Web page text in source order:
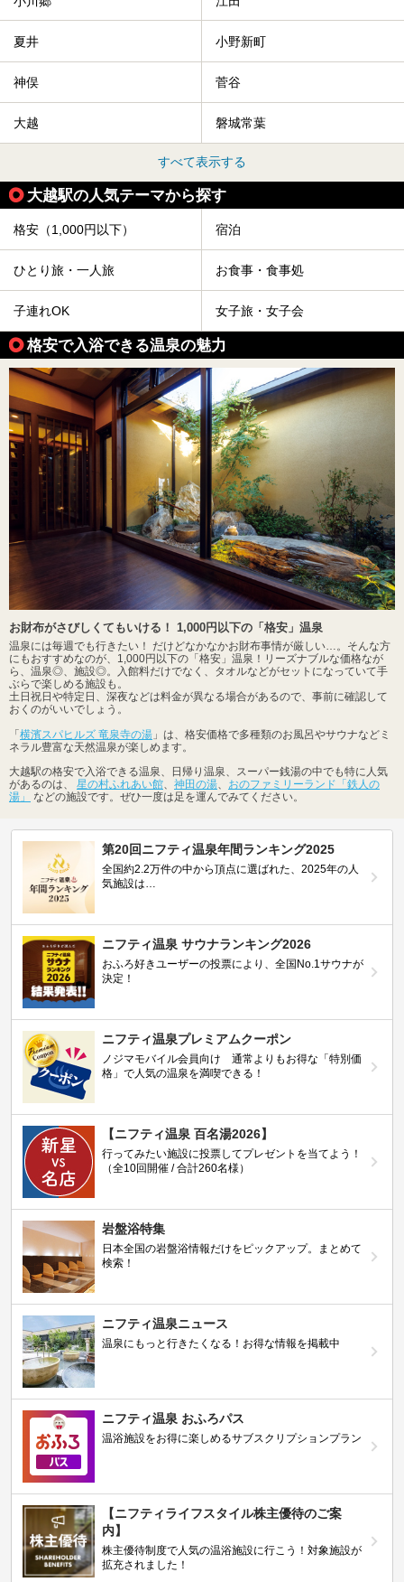
夏井 小野新町
神俣 菅谷
大越 磐城常葉
すべて表示する
大越駅の人気テーマから探す
格安（1,000円以下） 宿泊
ひとり旅・一人旅 お食事・食事処
子連れOK 女子旅・女子会
格安で入浴できる温泉の魅力
お財布がさびしくてもいける！ 1,000円以下の「格安」温泉
温泉には毎週でも行きたい！ だけどなかなかお財布事情が厳しい…。そんな方
にもおすすめなのが、1,000円以下の「格安」温泉！リーズナブルな価格なが
ら、温泉◎、施設◎。入館料だけでなく、タオルなどがセットになっていて手
ぶらで楽しめる施設も。
土日祝日や特定日、深夜などは料金が異なる場合があるので、事前に確認して
おくのがいいでしょう。
「横濱スパヒルズ 竜泉寺の湯 」は、格安価格で多種類のお風呂やサウナなどミ
ネラル豊富な天然温泉が楽しめます。
大越駅の格安で入浴できる温泉、日帰り温泉、スーパー銭湯の中でも特に人気
があるのは、 星の村ふれあい館 神田の湯
おのファミリーランド「鉄人の
湯」
などの施設です。ぜひ一度は足を運んでみてください。
第20回ニフティ温泉年間ランキング2025
全国約2.2万件の中から頂点に選ばれた、2025年の人
気施設は…
ニフティ温泉 サウナランキング2026
おふろ好きユーザーの投票により、全国No.1サウナが
決定！
ニフティ温泉プレミアムクーポン
ノジマモバイル会員向け 通常よりもお得な「特別価
格」で人気の温泉を満喫できる！
【ニフティ温泉 百名湯2026】
行ってみたい施設に投票してプレゼントを当てよう！
（全10回開催 / 合計260名様）
岩盤浴特集
日本全国の岩盤浴情報だけをピックアップ。まとめて
検索！
ニフティ温泉ニュース
温泉にもっと行きたくなる！お得な情報を掲載中
ニフティ温泉 おふろパス
温浴施設をお得に楽しめるサブスクリプションプラン
【ニフティライフスタイル株主優待のご案
内】
株主優待制度で人気の温浴施設に行こう！対象施設が
拡充されました！